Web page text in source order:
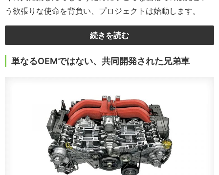
う欲張りな使命を背負い、プロジェクトは始動します。
続きを読む
単なるOEMではない、共同開発された兄弟車